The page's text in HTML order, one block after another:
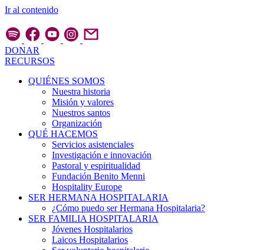
Ir al contenido
DONAR
RECURSOS
QUIÉNES SOMOS
Nuestra historia
Misión y valores
Nuestros santos
Organización
QUÉ HACEMOS
Servicios asistenciales
Investigación e innovación
Pastoral y espiritualidad
Fundación Benito Menni
Hospitality Europe
SER HERMANA HOSPITALARIA
¿Cómo puedo ser Hermana Hospitalaria?
SER FAMILIA HOSPITALARIA
Jóvenes Hospitalarios
Laicos Hospitalarios